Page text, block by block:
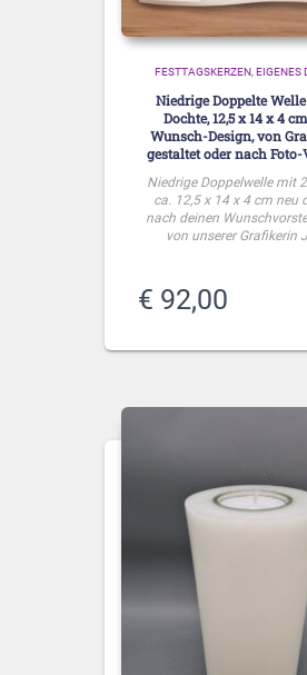
FESTTAGSKERZEN EIGENES
Niedrige Doppelte
Dochte, 12,5 x 14 x 4
Wunsch-Design, von
gestaltet oder nach Foto-
Niedrige Doppelwelle mit
ca. 12,5 x 14 x 4 cm neu
nach deinen
von unserer Grafikerin
€ 92,00